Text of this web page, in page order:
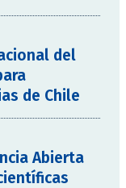
del
de Chile
Abierta